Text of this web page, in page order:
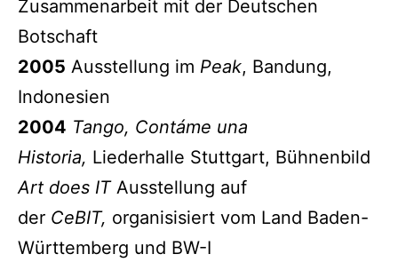
Zusammenarbeit mit der Deutschen
Botschaft
2005 Ausstellung im Peak, Bandung,
Indonesien
2004 Tango, Contáme una
Historia, Liederhalle Stuttgart, Bühnenbild
Art does IT Ausstellung auf
der CeBIT, organisisiert vom Land Baden-
Württemberg und BW-I